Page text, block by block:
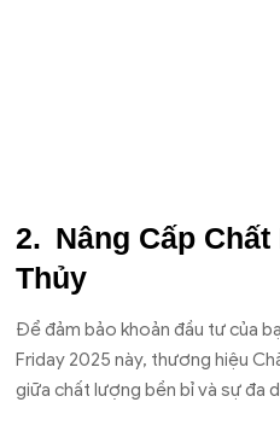
Nâng Cấp
Thủy
Để đảm bảo khoản đầu tư của
Friday 2025 này, thương hiệu
giữa chất lượng bền bỉ và sự đa